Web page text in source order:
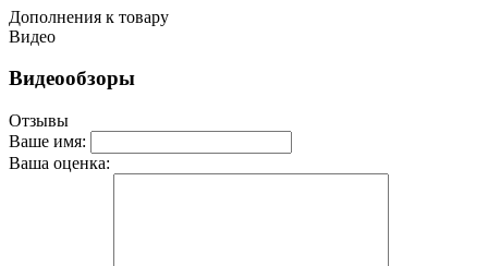
Дополнения к товару
Видео
Видеообзоры
Отзывы
Ваше имя:
Ваша оценка: